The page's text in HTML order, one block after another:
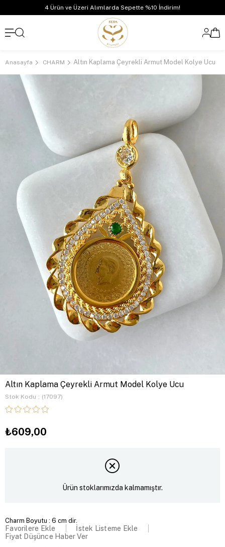
4 Ürün ve Üzeri Alımlarda Sepette %10 İndirim!
Anasayfa CHARM Altın Kaplama Çeyrekli Armut Model Kolye Ucu
Altın Kaplama Çeyrekli Armut Model Kolye Ucu
Stok Kodu (17097)
₺609,00
Ürün stoklarımızda kalmamıştır.
Charm Boyutu : 6 cm dir.
Favorilere Ekle
İstek Listeme Ekle
Fiyat Düşünce Haber Ver